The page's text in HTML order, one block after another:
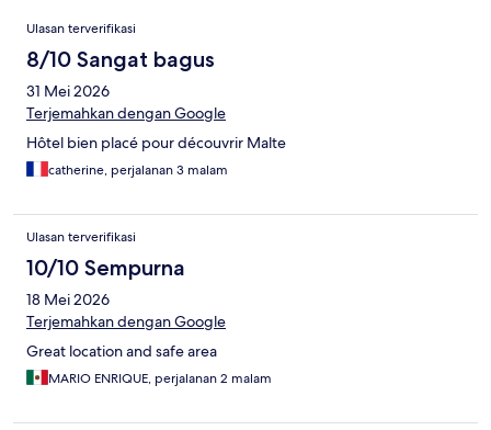
Ulasan
Ulasan terverifikasi
8/10 Sangat bagus
31 Mei 2026
Terjemahkan dengan Google
Hôtel bien placé pour découvrir Malte
catherine, perjalanan 3 malam
Ulasan terverifikasi
10/10 Sempurna
18 Mei 2026
Terjemahkan dengan Google
Great location and safe area
MARIO ENRIQUE, perjalanan 2 malam